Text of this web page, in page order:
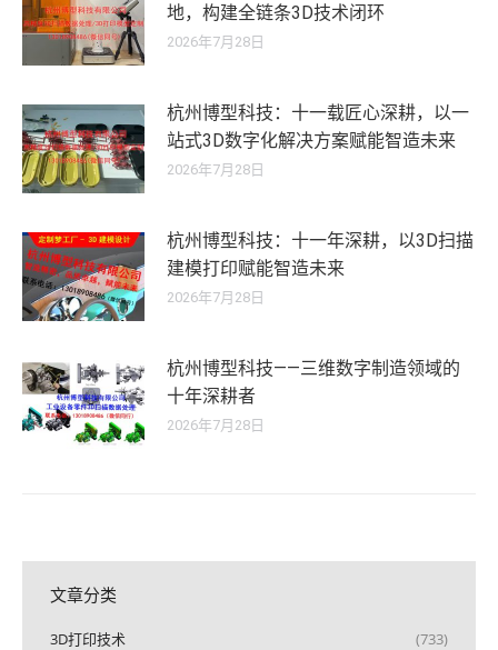
地，构建全链条3D技术闭环
2026年7月28日
杭州博型科技：十一载匠心深耕，以一
站式3D数字化解决方案赋能智造未来
2026年7月28日
杭州博型科技：十一年深耕，以3D扫描
建模打印赋能智造未来
2026年7月28日
杭州博型科技——三维数字制造领域的
十年深耕者
2026年7月28日
文章分类
3D打印技术
(733)